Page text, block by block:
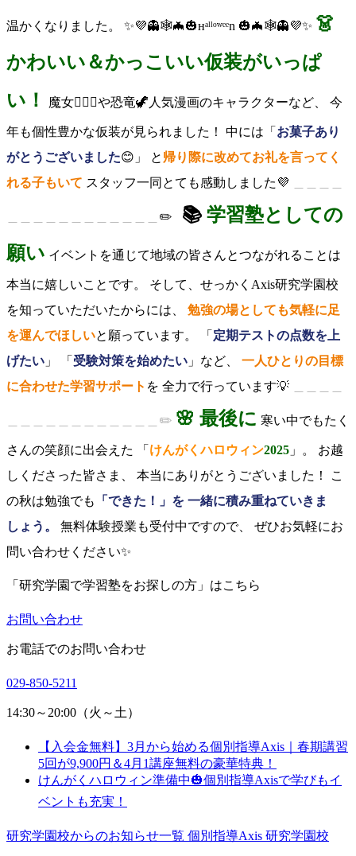
温かくなりました。 ✨💜👻🕸🦇🎃ʜᵃˡˡᵒʷᵉᵉn 🎃🦇🕸👻💜✨ 👗
かわいい＆かっこいい仮装がいっぱ
い！
魔女🧙🏻‍♀️や恐竜🦖人気漫画のキャラクターなど、 今
年も個性豊かな仮装が見られました！ 中には「 お菓子あり
がとうございました😊」 と 帰り際に改めてお礼を言ってく
れる子もいて スタッフ一同とても感動しました💜
✏️ 📚 学習塾としての
願い イベントを通じて地域の皆さんとつながれることは
本当に嬉しいことです。 そして、せっかくAxis研究学園校
を知っていただいたからには、 勉強の場としても気軽に足
を運んでほしいと願っています。 「 定期テストの点数を上
げたい 」 「 受験対策を始めたい 」など、 一人ひとりの目標
に合わせた学習サポート を 全力で行っています💡
＿＿＿＿＿＿＿＿＿＿＿＿✏️ 🌸 最後に 寒い中でもたく
さんの笑顔に出会えた 「 けんがくハロウィン2025 」。 お越
しくださった皆さま、 本当にありがとうございました！ こ
の秋は勉強でも
「できた！」を 一緒に積み重ねていきま
しょう。
無料体験授業も受付中ですので、 ぜひお気軽にお
問い合わせください✨
「研究学園で学習塾をお探しの方」はこちら
お問い合わせ
お電話でのお問い合わせ
029-850-5211
14:30～20:00（火～土）
【入会金無料】3月から始める個別指導Axis｜春期講習
5回が9,900円＆4月1講座無料の豪華特典！
けんがくハロウィン準備中🎃個別指導Axisで学びもイ
ベントも充実！
研究学園校からのお知らせ一覧 個別指導Axis 研究学園校